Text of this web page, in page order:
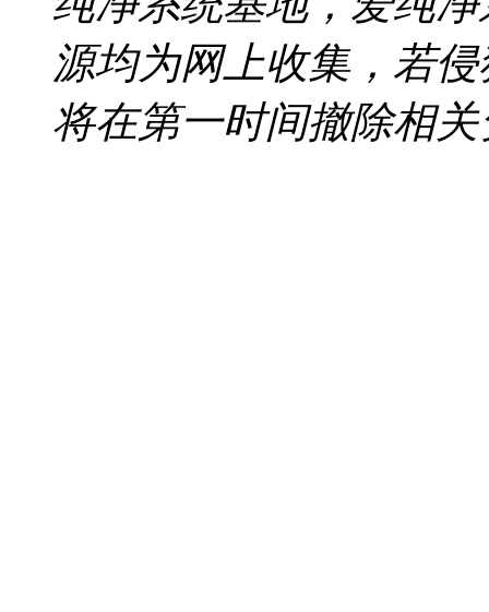
源均为网上收集，若
将在第一时间撤除相